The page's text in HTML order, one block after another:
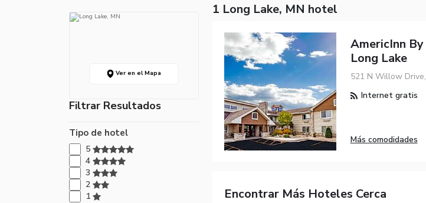
Ver en el Mapa
Filtrar Resultados
Tipo de hotel
5
4
3
2
1
1 Long Lake, MN hotel
AmericInn
Long Lake
521 N Willow
Internet gratis
Más comodidades
Encontrar Más Hoteles Cerca